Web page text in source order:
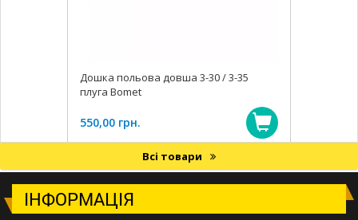
Дошка польова довша 3-30 / 3-35
плуга Bomet
550,00 грн.
Всі товари
ІНФОРМАЦІЯ